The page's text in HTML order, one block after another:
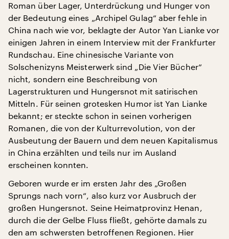
Roman über Lager, Unterdrückung und Hunger von
der Bedeutung eines „Archipel Gulag“ aber fehle in
China nach wie vor, beklagte der Autor Yan Lianke vor
einigen Jahren in einem Interview mit der Frankfurter
Rundschau. Eine chinesische Variante von
Solschenizyns Meisterwerk sind „Die Vier Bücher“
nicht, sondern eine Beschreibung von
Lagerstrukturen und Hungersnot mit satirischen
Mitteln. Für seinen grotesken Humor ist Yan Lianke
bekannt; er steckte schon in seinen vorherigen
Romanen, die von der Kulturrevolution, von der
Ausbeutung der Bauern und dem neuen Kapitalismus
in China erzählten und teils nur im Ausland
erscheinen konnten.
Geboren wurde er im ersten Jahr des „Großen
Sprungs nach vorn“, also kurz vor Ausbruch der
großen Hungersnot. Seine Heimatprovinz Henan,
durch die der Gelbe Fluss fließt, gehörte damals zu
den am schwersten betroffenen Regionen. Hier